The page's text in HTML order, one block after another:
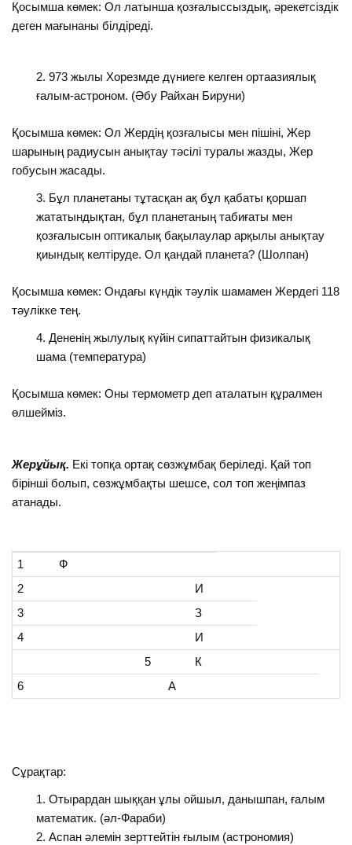
Қосымша көмек: Ол латынша қозғалыссыздық, әрекетсіздік
деген мағынаны білдіреді.
973 жылы Хорезмде дүниеге келген ортаазиялық
ғалым-астроном. (Әбу Райхан Бируни)
Қосымша көмек: Ол Жердің қозғалысы мен пішіні, Жер
шарының радиусын анықтау тәсілі туралы жазды, Жер
гобусын жасады.
Бұл планетаны тұтасқан ақ бұл қабаты қоршап
жататындықтан, бұл планетаның табиғаты мен
қозғалысын оптикалық бақылаулар арқылы анықтау
қиындық келтіруде. Ол қандай планета? (Шолпан)
Қосымша көмек: Ондағы күндік тәулік шамамен Жердегі 118
тәулікке тең.
Дененің жылулық күйін сипаттайтын физикалық
шама (температура)
Қосымша көмек: Оны термометр деп аталатын құралмен
өлшейміз.
Жерұйық. Екі топқа ортақ сөзжұмбақ беріледі. Қай топ
бірінші болып, сөзжұмбақты шешсе, сол топ жеңімпаз
атанады.
1
Ф
2
И
3
З
4
И
5
К
6
А
Сұрақтар:
Отырардан шыққан ұлы ойшыл, данышпан, ғалым
математик. (әл-Фараби)
Аспан әлемін зерттейтін ғылым (астрономия)